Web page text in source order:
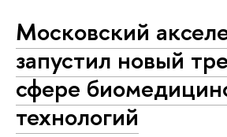
Московский
запустил новый
сфере
технологий